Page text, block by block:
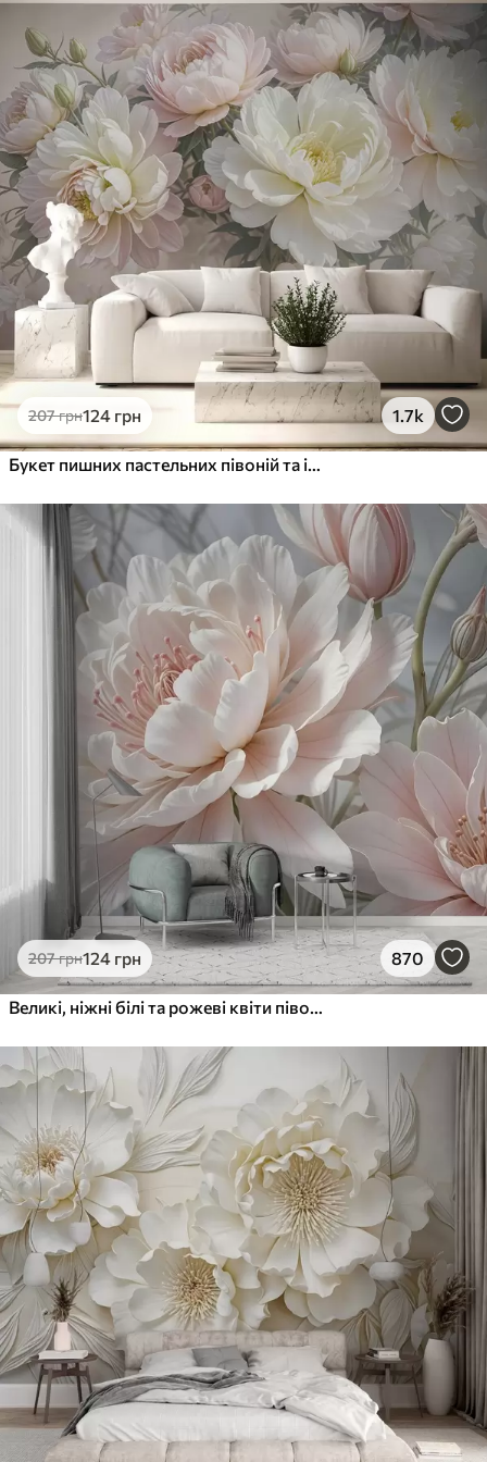
Стандарт
831 499 грн/м²
Преміум
1066640грн /м²
Преміум Вініл
1216730грн /м²
Peel and Stick
1458875 /м²
207грн124 грн 1.7k
207грн124 грн 870